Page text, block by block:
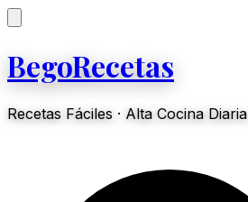
BegoRecetas
Recetas Fáciles · Alta Cocina Diaria